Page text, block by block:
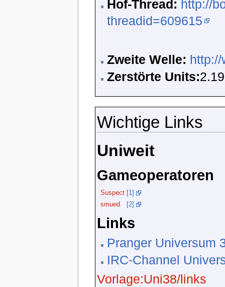
Hof-Thread: http://
threadid=609615
Zweite Welle: http://
Zerstörte Units:
Wichtige Links
Uniweit
Gameoperatoren
Suspect [1]
smued
[2]
Links
Pranger Universum
IRC-Channel
Vorlage:Uni38/links